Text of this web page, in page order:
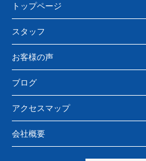
トップページ
スタッフ
お客様の声
ブログ
アクセスマップ
会社概要